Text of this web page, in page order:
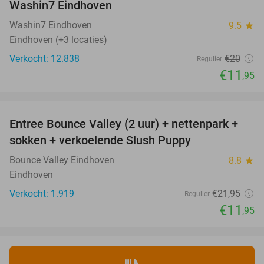
Washin7 Eindhoven
Washin7 Eindhoven 9.5 star
Eindhoven (+3 locaties)
Verkocht: 12.838
Regulier €20
€11 ,95
46%
Entree Bounce Valley (2 uur) + nettenpark +
sokken + verkoelende Slush Puppy
Bounce Valley Eindhoven 8.8 star
Eindhoven
Verkocht: 1.919
Regulier €21,95
€11 ,95